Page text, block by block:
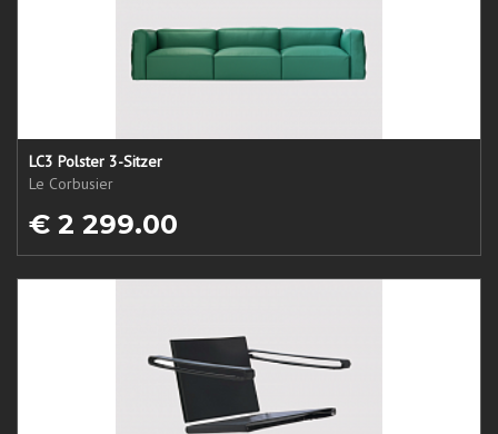
LC3 Polster 3-Sitzer
Le Corbusier
€ 2 299.00